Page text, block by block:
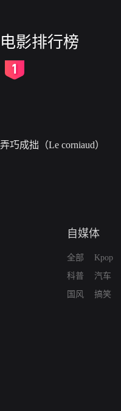
电影排行榜
弄巧成拙（Le corniaud）
自媒体
全部
科普
国风
Kpop
汽车
搞笑